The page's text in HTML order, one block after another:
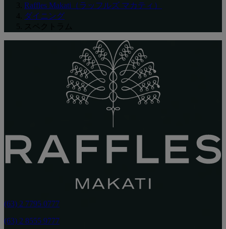
Raffles Makati（ラッフルズ マカティ）
ダイニング
(63) 2 7795 0777
(63) 2 8555 9777